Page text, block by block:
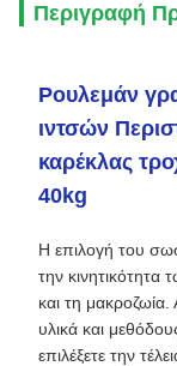
Περιγραφή
Ρουλεμάν
ιντσών
καρέκλας
40kg
Η επιλογή του
την
και τη
υλικά και
επιλέξετε την